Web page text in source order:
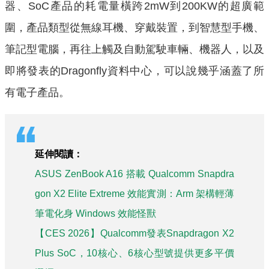
器、SoC產品的耗電量橫跨2mW到200KW的超廣範
圍，產品類型從無線耳機、穿戴裝置，到智慧型手機、
筆記型電腦，再往上觸及自動駕駛車輛、機器人，以及
即將發表的Dragonfly資料中心，可以說幾乎涵蓋了所
有電子產品。
延伸閱讀：
ASUS ZenBook A16 搭載 Qualcomm Snapdra
gon X2 Elite Extreme 效能實測：Arm 架構輕薄
筆電化身 Windows 效能怪獸
【CES 2026】Qualcomm發表Snapdragon X2
Plus SoC，10核心、6核心型號提供更多平價